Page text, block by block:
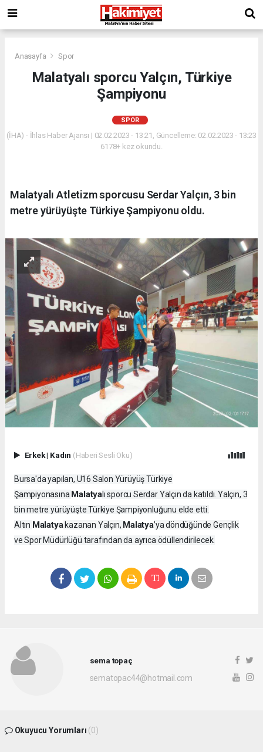
Anasayfa Spor
Malatyalı sporcu Yalçın, Türkiye
Şampiyonu
SPOR
(İHA) - İhlas Haber Ajansı | 02.02.2023 - 13:21, Güncelleme: 02.02.2023 - 13:23
6178+ kez okundu.
Malatyalı Atletizm sporcusu Serdar Yalçın, 3 bin
metre yürüyüşte Türkiye Şampiyonu oldu.
Erkek| Kadın (Haberi Sesli Oku)
Bursa'da yapılan, U16 Salon Yürüyüş Türkiye
ŞampiyonasınaMalatyalı sporcu Serdar Yalçın da katıldı. Yalçın, 3
bin metre yürüyüşte Türkiye Şampiyonluğunu elde etti.
Altın Malatyakazanan Yalçın, Malatya’ya döndüğünde Gençlik
ve Spor Müdürlüğü tarafından da ayrıca ödüllendirilecek.
sema topaç
sematopac44@hotmail.com
Okuyucu Yorumları (0)